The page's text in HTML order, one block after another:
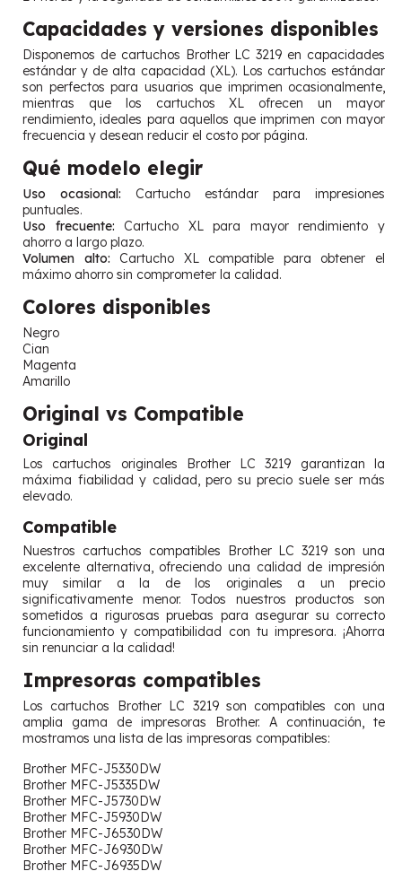
Capacidades y versiones disponibles
Disponemos de cartuchos Brother LC 3219 en capacidades
estándar y de alta capacidad (XL). Los cartuchos estándar
son perfectos para usuarios que imprimen ocasionalmente,
mientras que los cartuchos XL ofrecen un mayor
rendimiento, ideales para aquellos que imprimen con mayor
frecuencia y desean reducir el costo por página.
Qué modelo elegir
Uso ocasional: Cartucho estándar para impresiones
puntuales.
Uso frecuente: Cartucho XL para mayor rendimiento y
ahorro a largo plazo.
Volumen alto: Cartucho XL compatible para obtener el
máximo ahorro sin comprometer la calidad.
Colores disponibles
Negro
Cian
Magenta
Amarillo
Original vs Compatible
Original
Los cartuchos originales Brother LC 3219 garantizan la
máxima fiabilidad y calidad, pero su precio suele ser más
elevado.
Compatible
Nuestros cartuchos compatibles Brother LC 3219 son una
excelente alternativa, ofreciendo una calidad de impresión
muy similar a la de los originales a un precio
significativamente menor. Todos nuestros productos son
sometidos a rigurosas pruebas para asegurar su correcto
funcionamiento y compatibilidad con tu impresora. ¡Ahorra
sin renunciar a la calidad!
Impresoras compatibles
Los cartuchos Brother LC 3219 son compatibles con una
amplia gama de impresoras Brother. A continuación, te
mostramos una lista de las impresoras compatibles:
Brother MFC-J5330DW
Brother MFC-J5335DW
Brother MFC-J5730DW
Brother MFC-J5930DW
Brother MFC-J6530DW
Brother MFC-J6930DW
Brother MFC-J6935DW